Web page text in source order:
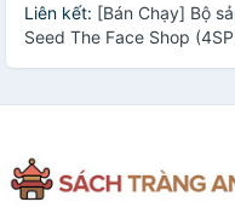
Liên kết: [Bán Chạy] Bộ
Seed The Face Shop